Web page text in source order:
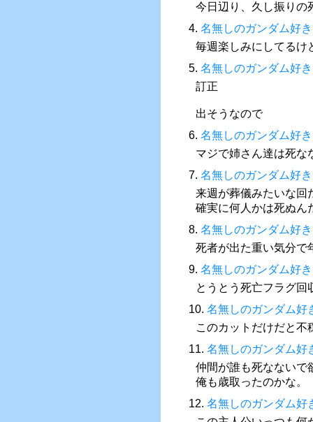
今日辺り、久し振りの
4. 名無しのガンダム好き
毎週楽しみにしてるけ
5. 名無しのガンダム好き
訂正
出そうなので
6. 名無しのガンダム好き
マジで姉さん達は死
7. 名無しのガンダム好き
来週が葬儀みたいな回
確実に何人かは死ぬん
8. 名無しのガンダム好き
死者が出た重い気分
9. 名無しのガンダム好き
とうとう死亡フラグ回
10. 名無しのガンダム好
このカットだけだと
11. 名無しのガンダム好
仲間が誰も死なないで
俺も歳取ったのかな。
12. 名無しのガンダム好